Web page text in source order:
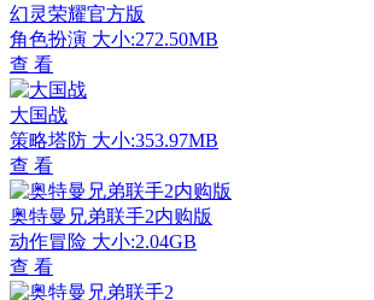
幻灵荣耀官方版
角色扮演 大小:272.50MB
查 看
大国战
策略塔防 大小:353.97MB
查 看
奥特曼兄弟联手2内购版
动作冒险 大小:2.04GB
查 看